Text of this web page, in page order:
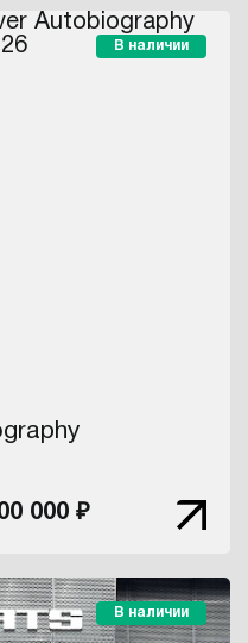
В наличии
000 ₽
В наличии